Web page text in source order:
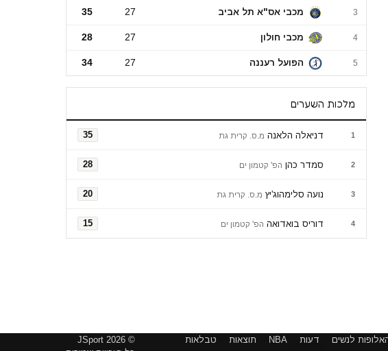
3 מכבי אס"א תל אביב 27
35
4 מכבי חולון 27
28
5 הפועל רעננה 27
34
מלכות השערים
1 דניאלה הלאנה מ.ס. קרית גת 35
2 סמדר כהן הפ' קטמון ים 28
3 נועה סלימהוג'יץ מ.ס. קרית גת 20
4 דוריס בואדואה הפ' קטמון ים 15
לנשים דעות NBA תוצאות טבלאות
© 2026 JSport